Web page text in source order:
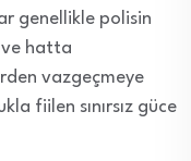
genellikle polisin
ve hatta
vazgeçmeye
fiilen sınırsız güce